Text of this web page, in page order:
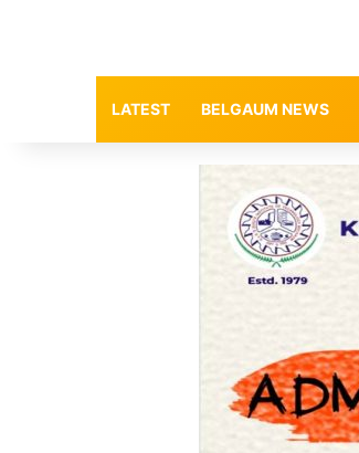
LATEST BELGAUM NEWS